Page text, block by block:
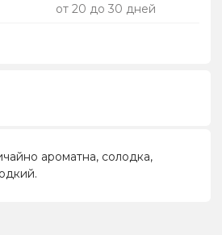
от 20 до 30 дней
ароматна, солодка,